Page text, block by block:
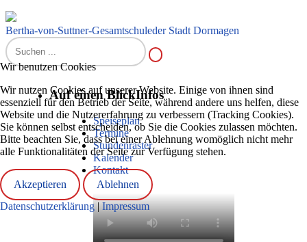
Bertha-von-Suttner-Gesamtschuleder Stadt Dormagen
Auf einen BlickInfos
Speiseplan
Termine
Stundenraster
Kalender
Kontakt
Wir benutzen Cookies
Wir nutzen Cookies auf unserer Website. Einige von ihnen sind
essenziell für den Betrieb der Seite, während andere uns helfen, diese
Website und die Nutzererfahrung zu verbessern (Tracking Cookies).
Sie können selbst entscheiden, ob Sie die Cookies zulassen möchten.
Bitte beachten Sie, dass bei einer Ablehnung womöglich nicht mehr
alle Funktionalitäten der Seite zur Verfügung stehen.
Akzeptieren
Ablehnen
Datenschutzerklärung|Impressum